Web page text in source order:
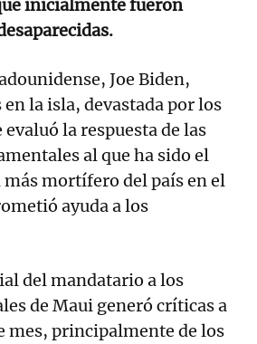
inicialmente fueron
Joe Biden,
la isla, devastada por los
la respuesta de las
al que ha sido el
mortífero del país en el
ayuda a los
del mandatario a los
de Maui generó críticas a
mes, principalmente de los